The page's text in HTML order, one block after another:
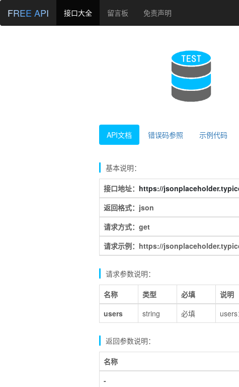
FREE API 接口大全 留言板 免责声明
API文档 错误码参照 示例代码
基本说明：
接口地址： https://
返回格式：json
请求方式：get
请求示例：https://
请求参数说明：
名称 类型 必填
说明
users
string 必填
返回参数说明：
名称
-